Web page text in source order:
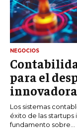
NEGOCIOS
para el
Los sistemas
éxito de las
fundamento sobre...